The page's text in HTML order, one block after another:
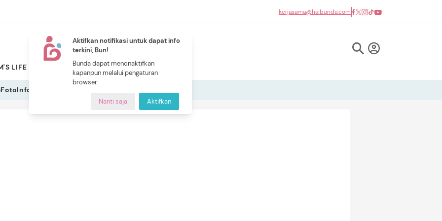
Aktifkan notifikasi untuk dapat info
terkini, Bun!
Bunda dapat menonaktifkan
kapanpun melalui pengaturan
browser.
Nanti saja Aktifkan
kerjasama@haibunda.com
LIFE PILIHAN BUNDA
NEW
CERITA BUNDA
FotoInfografis